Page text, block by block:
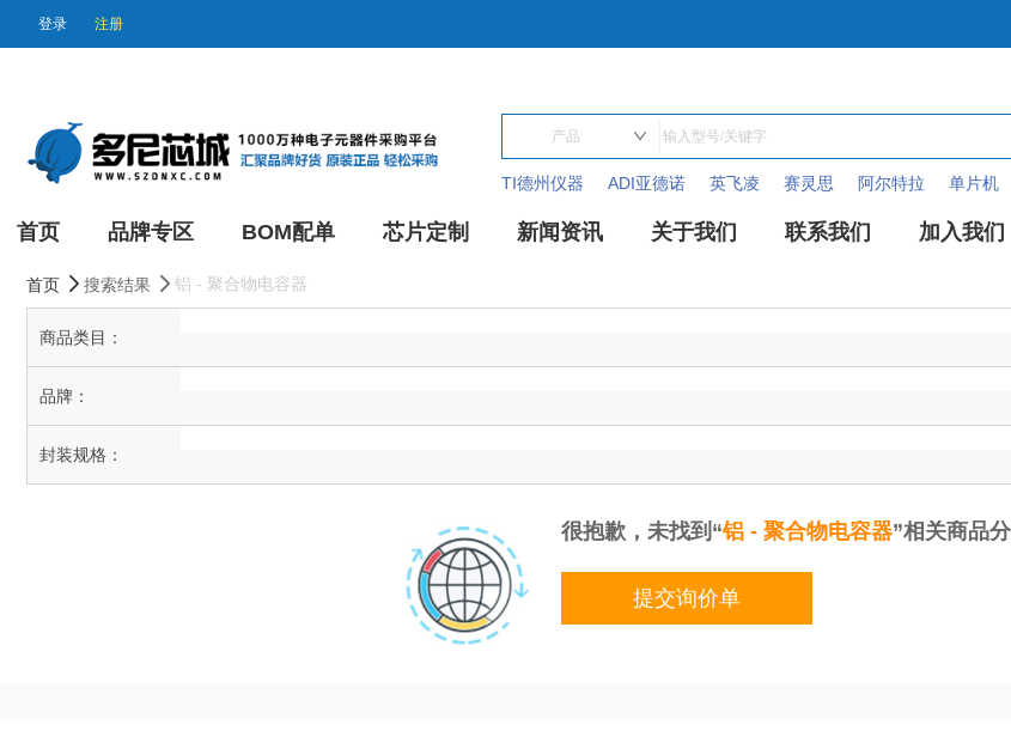
登录 注册
TI德州仪器 ADI亚德诺 英飞凌 赛灵思 阿尔特拉 单片机
首页 品牌专区 BOM配单 芯片定制 新闻资讯 关于我们 联系我们 加入我们
首页 搜索结果 铝 - 聚合物电容器
商品类目：
品牌：
封装规格：
很抱歉，未找到“铝 - 聚合物电容器”相关商品
提交询价单